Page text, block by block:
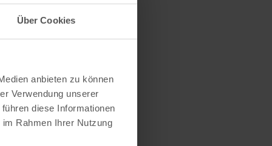
Über Cookies
anbieten zu können
Verwendung unserer
diese Informationen
Rahmen Ihrer Nutzung